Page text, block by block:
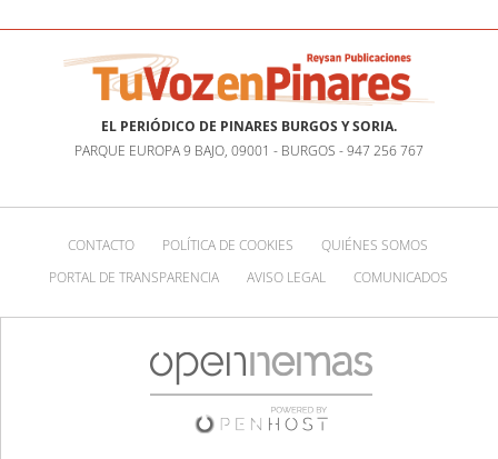
EL PERIÓDICO DE PINARES BURGOS Y SORIA.
PARQUE EUROPA 9 BAJO, 09001 - BURGOS - 947 256 767
CONTACTO POLÍTICA DE COOKIES
QUIÉNES SOMOS
PORTAL DE TRANSPARENCIA
AVISO LEGAL COMUNICADOS